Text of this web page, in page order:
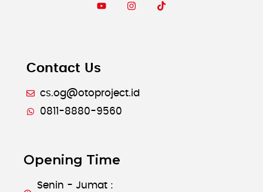
Contact Us
cs.og@otoproject.id
0811-8880-9560
Opening Time
Senin - Jumat :